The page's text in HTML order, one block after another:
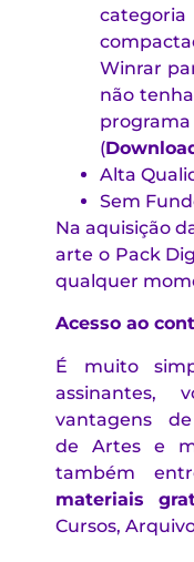
Winrar
não
(
Alta
Sem
Na aquisição
arte o Pack
qualquer
Acesso ao
É muito
assinantes,
vantagens de
de Artes e
também
materiais
Cursos,